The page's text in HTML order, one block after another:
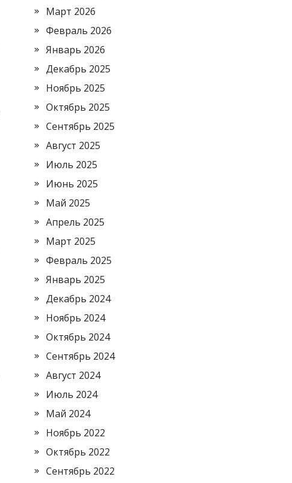
Март 2026
Февраль 2026
Январь 2026
Декабрь 2025
Ноябрь 2025
Октябрь 2025
Сентябрь 2025
Август 2025
Июль 2025
Июнь 2025
Май 2025
Апрель 2025
Март 2025
Февраль 2025
Январь 2025
Декабрь 2024
Ноябрь 2024
Октябрь 2024
Сентябрь 2024
Август 2024
Июль 2024
Май 2024
Ноябрь 2022
Октябрь 2022
Сентябрь 2022